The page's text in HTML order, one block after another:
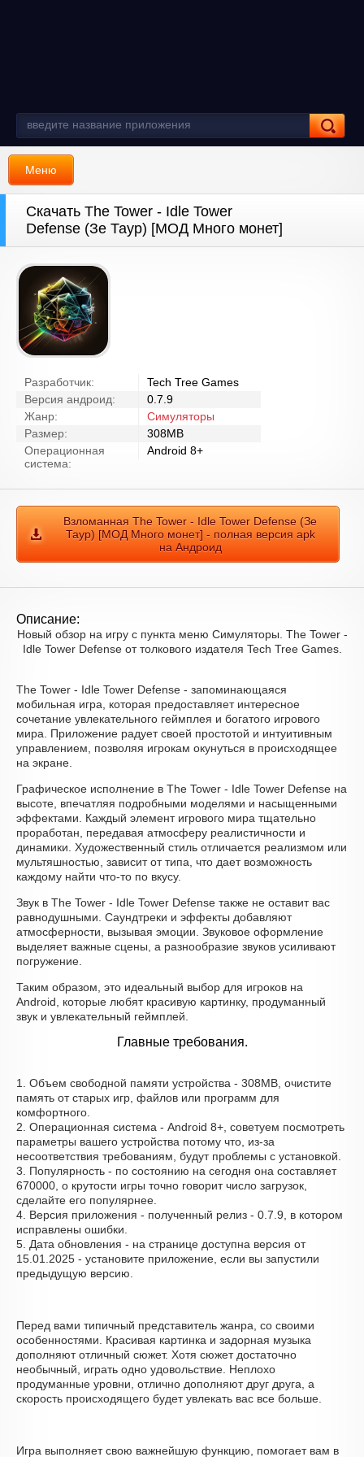
Меню
Скачать The Tower - Idle Tower
Defense (Зе Таур) [МОД Много монет]
Разработчик:
Tech Tree Games
Версия андроид:
0.7.9
Жанр:
Симуляторы
Размер:
308MB
Операционная
система:
Android 8+
Взломанная The Tower - Idle Tower Defense (Зе
Таур) [МОД Много монет] - полная версия apk
на Андроид
Описание:
Новый обзор на игру с пункта меню Симуляторы. The Tower -
Idle Tower Defense от толкового издателя Tech Tree Games.
The Tower - Idle Tower Defense - запоминающаяся
мобильная игра, которая предоставляет интересное
сочетание увлекательного геймплея и богатого игрового
мира. Приложение радует своей простотой и интуитивным
управлением, позволяя игрокам окунуться в происходящее
на экране.
Графическое исполнение в The Tower - Idle Tower Defense на
высоте, впечатляя подробными моделями и насыщенными
эффектами. Каждый элемент игрового мира тщательно
проработан, передавая атмосферу реалистичности и
динамики. Художественный стиль отличается реализмом или
мультяшностью, зависит от типа, что дает возможность
каждому найти что-то по вкусу.
Звук в The Tower - Idle Tower Defense также не оставит вас
равнодушными. Саундтреки и эффекты добавляют
атмосферности, вызывая эмоции. Звуковое оформление
выделяет важные сцены, а разнообразие звуков усиливают
погружение.
Таким образом, это идеальный выбор для игроков на
Android, которые любят красивую картинку, продуманный
звук и увлекательный геймплей.
Главные требования.
1. Объем свободной памяти устройства - 308MB, очистите
память от старых игр, файлов или программ для
комфортного.
2. Операционная система - Android 8+, советуем посмотреть
параметры вашего устройства потому что, из-за
несоответствия требованиям, будут проблемы с установкой.
3. Популярность - по состоянию на сегодня она составляет
670000, о крутости игры точно говорит число загрузок,
сделайте его популярнее.
4. Версия приложения - полученный релиз - 0.7.9, в котором
исправлены ошибки.
5. Дата обновления - на странице доступна версия от
15.01.2025 - установите приложение, если вы запустили
предыдущую версию.
Перед вами типичный представитель жанра, со своими
особенностями. Красивая картинка и задорная музыка
дополняют отличный сюжет. Хотя сюжет достаточно
необычный, играть одно удовольствие. Неплохо
продуманные уровни, отлично дополняют друг друга, а
скорость происходящего будет увлекать вас все больше.
Игра выполняет свою важнейшую функцию, помогает вам в